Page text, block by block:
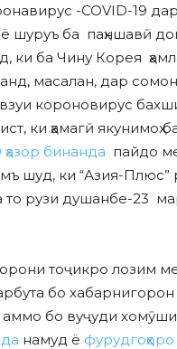
-COVID-19
ба паҳншавӣ
ба Чину Корея
масалан, дар
короновирус
ки ҳамагӣ якунимоҳ
ҳазор бинанда пайдо
шуд, ки “Азия-
рузи душанбе-23
тоҷикро лозим
бо
бо вуҷуди
намуд ё